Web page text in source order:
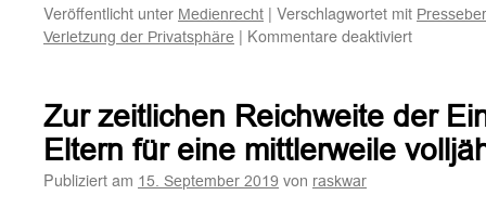
Veröffentlicht unter Medienrecht | Verschlagwortet mit
Verletzung der Privatsphäre | Kommentare deaktiviertfür
über
die
Zur zeitlichen Reichweite der
Eltern für eine mittlerweile
Publiziert am 15. September 2019 von raskwar